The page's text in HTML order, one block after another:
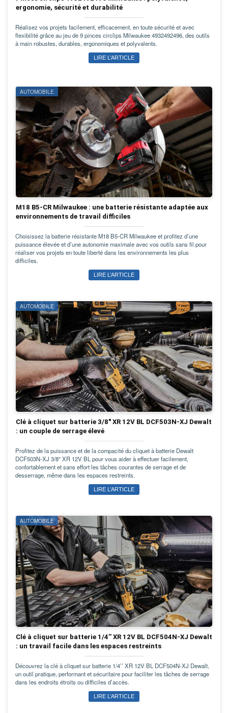
ergonomie, sécurité et durabilité
Réalisez vos projets facilement, efficacement, en toute sécurité et avec
flexibilité grâce au jeu de 9 pinces circlips Milwaukee 4932492496, des outils
à main robustes, durables, ergonomiques et polyvalents.
LIRE L’ARTICLE
AUTOMOBILE
M18 B5-CR Milwaukee : une batterie résistante adaptée aux
environnements de travail difficiles
Choisissez la batterie résistante M18 B5-CR Milwaukee et profitez d’une
puissance élevée et d’une autonomie maximale avec vos outils sans fil pour
réaliser vos projets en toute liberté dans les environnements les plus
difficiles.
LIRE L’ARTICLE
AUTOMOBILE
Clé à cliquet sur batterie 3/8" XR 12V BL DCF503N-XJ Dewalt
: un couple de serrage élevé
Profitez de la puissance et de la compacité du cliquet à batterie Dewalt
DCF503N-XJ 3/8" XR 12V BL pour vous aider à effectuer facilement,
confortablement et sans effort les tâches courantes de serrage et de
desserrage, même dans les espaces restreints.
LIRE L’ARTICLE
AUTOMOBILE
Clé à cliquet sur batterie 1/4’’ XR 12V BL DCF504N-XJ Dewalt
: un travail facile dans les espaces restreints
Découvrez la clé à cliquet sur batterie 1/4’’ XR 12V BL DCF504N-XJ Dewalt,
un outil pratique, performant et sécuritaire pour faciliter les tâches de serrage
dans les endroits étroits ou difficiles d’accès.
LIRE L’ARTICLE